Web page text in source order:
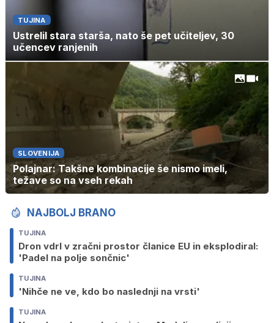
TUJINA
Ustrelil stara starša, nato še pet učiteljev, 30
učencev ranjenih
SLOVENIJA
Polajnar: Takšne kombinacije še nismo imeli,
težave so na vseh rekah
NAJBOLJ BRANO
TUJINA
Dron vdrl v zračni prostor članice EU in eksplodiral:
'Padel na polje sončnic'
TUJINA
'Nihče ne ve, kdo bo naslednji na vrsti'
TUJINA